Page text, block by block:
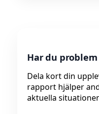
Har du
Dela kort din
rapport hjälper
aktuella